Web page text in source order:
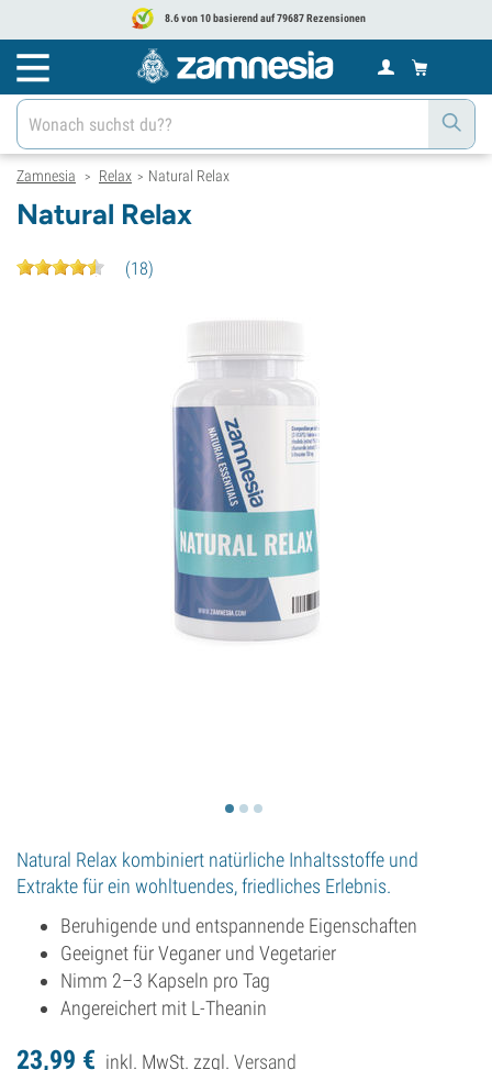
8.6 von 10 basierend auf 79687 Rezensionen
Zamnesia > Relax > Natural Relax
Natural Relax
(18)
Natural Relax kombiniert natürliche Inhaltsstoffe und
Extrakte für ein wohltuendes, friedliches Erlebnis.
Beruhigende und entspannende Eigenschaften
Geeignet für Veganer und Vegetarier
Nimm 2–3 Kapseln pro Tag
Angereichert mit L-Theanin
23,99 € inkl. MwSt. zzgl. Versand